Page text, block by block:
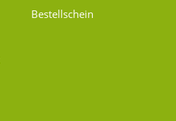
Bestellschein